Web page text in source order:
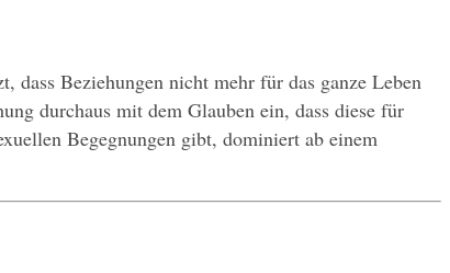
dass Beziehungen nicht mehr für das ganze Leben
durchaus mit dem Glauben ein, dass diese für
Begegnungen gibt, dominiert ab einem